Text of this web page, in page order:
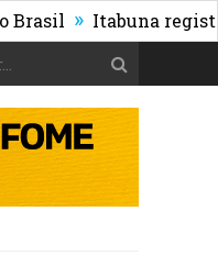
» Itabuna registra